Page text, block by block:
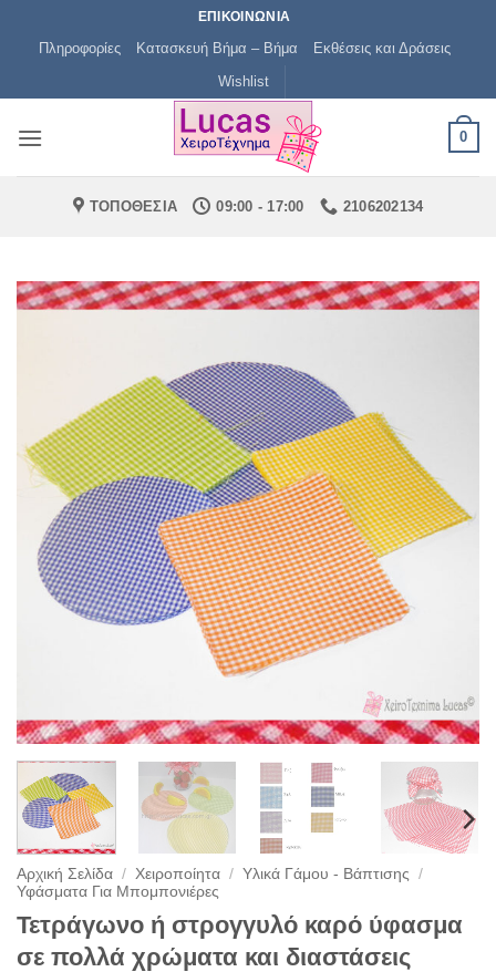
ΕΠΙΚΟΙΝΩΝΙΑ
Πληροφορίες Κατασκευή Βήμα – Βήμα
Εκθέσεις και Δράσεις
Wishlist
0
ΤΟΠΟΘΕΣΙΑ 09:00 - 17:00 2106202134
Αρχική Σελίδα / Χειροποίητα / Υλικά Γάμου - Βάπτισης
/
Υφάσματα Για Μπομπονιέρες
Τετράγωνο ή στρογγυλό καρό ύφασμα
σε πολλά χρώματα και διαστάσεις